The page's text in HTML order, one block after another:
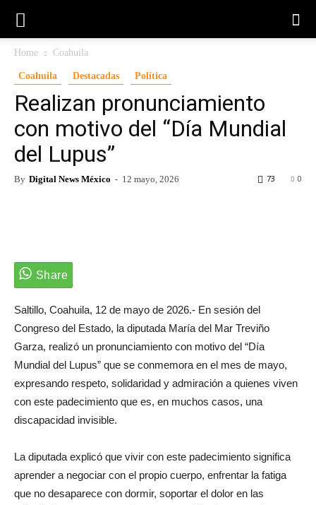
Home Coahuila
Coahuila Destacadas Política
Realizan pronunciamiento
con motivo del “Día Mundial
del Lupus”
By Digital News México - 12 mayo, 2026 0
73
Saltillo, Coahuila, 12 de mayo de 2026.- En sesión del
Congreso del Estado, la diputada María del Mar Treviño
Garza, realizó un pronunciamiento con motivo del “Día
Mundial del Lupus” que se conmemora en el mes de mayo,
expresando respeto, solidaridad y admiración a quienes viven
con este padecimiento que es, en muchos casos, una
discapacidad invisible.
La diputada explicó que vivir con este padecimiento significa
aprender a negociar con el propio cuerpo, enfrentar la fatiga
que no desaparece con dormir, soportar el dolor en las